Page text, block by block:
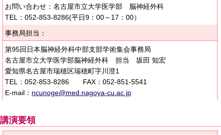
お問い合わせ：名古屋市立大学医学部 脳神経外科
TEL：052-853-8286(平日9：00～17：00）
事務局担当：
第95回日本脳神経外科中部支部学術集会事務局
名古屋市立大学医学部脳神経外科 担当 坂田 知宏
愛知県名古屋市瑞穂区瑞穂町字川澄1
TEL：052-853-8286 FAX：052-851-5541
E-mail： ncunoge@med.nagoya-cu.ac.jp
講演要領